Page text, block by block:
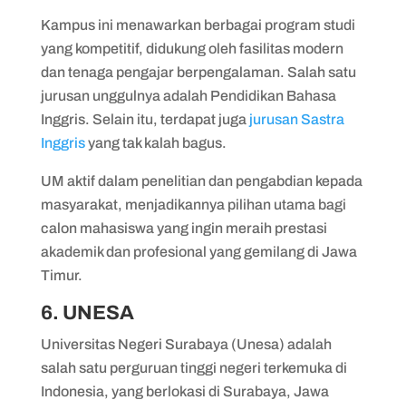
Kampus ini menawarkan berbagai program studi
yang kompetitif, didukung oleh fasilitas modern
dan tenaga pengajar berpengalaman. Salah satu
jurusan unggulnya adalah Pendidikan Bahasa
Inggris. Selain itu, terdapat juga jurusan Sastra
Inggrisyang tak kalah bagus.
UM aktif dalam penelitian dan pengabdian kepada
masyarakat, menjadikannya pilihan utama bagi
calon mahasiswa yang ingin meraih prestasi
akademik dan profesional yang gemilang di Jawa
Timur.
6. UNESA
Universitas Negeri Surabaya (Unesa) adalah
salah satu perguruan tinggi negeri terkemuka di
Indonesia, yang berlokasi di Surabaya, Jawa